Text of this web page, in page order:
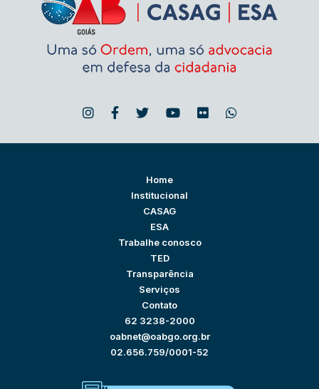
Home
Institucional
CASAG
ESA
Trabalhe conosco
TED
Transparência
Serviços
Contato
62 3238-2000
oabnet@oabgo.org.br
02.656.759/0001-52